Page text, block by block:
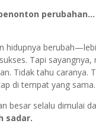
hidupnya
Tapi sayangnya,
Tidak tahu caranya.
di tempat yang sama.
besar selalu dimulai
sadar.